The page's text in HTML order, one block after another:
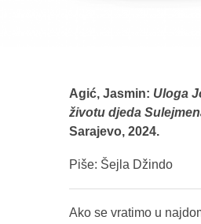
Agić, Jasmin: Uloga
životu djeda
Sarajevo, 2024.
Piše: Šejla Džindo
Ako se vratimo u